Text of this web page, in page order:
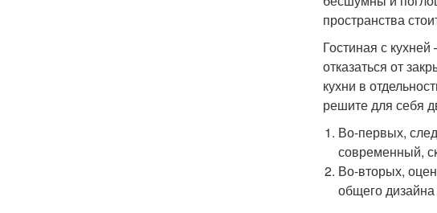
пространства
Гостиная с
отказаться от
кухни в
решите для себя
Во-первых,
современный,
Во-вторых,
общего